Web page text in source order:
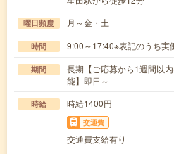
曜日頻度 月～金・土
時間 9:00～17:40※表記のうち実
期間
長期【ご応募から1週間以
能】即日～
時給 時給1400円
交通費
交通費支給有り